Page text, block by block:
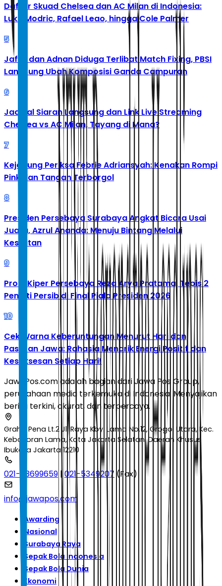
Daftar Skuad Chelsea dan AC Milan di Indonesia:
Luka Modric, Rafael Leao, hingga Cole Palmer
5
Jafar dan Adnan Diduga Terlibat Match Fixing, PBSI
Langsung Ubah Komposisi Ganda Campuran
6
Jadwal Siaran Langsung dan Link Live Streaming
Chelsea vs AC Milan, Tayang di Mana?
7
Kejagung Periksa Febrie Adriansyah: Kenakan Rompi
Pink dan Tangan Terborgol
8
Presiden Persebaya Surabaya Angkat Bicara Usai
Juara, Azrul Ananda: Menuju Bintang Melalui
Kesulitan
9
Profil Kiper Persebaya Reza Arya Pratama, Tepis 2
Penalti Persib di Final Piala Presiden 2026
10
Cek Warna Keberuntungan Menurut Hari dan
Pasaran Jawa: Rahasia Menarik Energi Positif dan
Kesuksesan Setiap Hari!
JawaPos.com adalah bagian dari Jawa Pos Group,
perusahaan media terkemuka di Indonesia. Menyajikan
berita terkini, akurat, dan terpercaya.
Graha Pena Lt.2 Jl. Raya Kby. Lama No.12, Grogol Utara, Kec.
Kebayoran Lama, Kota Jakarta Selatan, Daerah Khusus
Ibukota Jakarta 12210
021-53699659 |021-5349207 (Fax)
info@jawapos.com
Awarding
Nasional
Surabaya Raya
Sepak Bola Indonesia
Sepak Bola Dunia
Ekonomi